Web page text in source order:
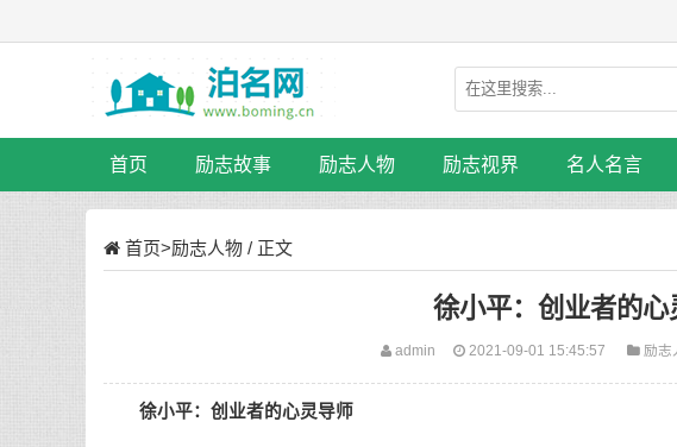
首页 励志故事 励志人物 励志视界 名人名言
首页>励志人物 / 正文
徐小平：创业者的心
admin 2021-09-01 15:45:57 励志
徐小平：创业者的心灵导师